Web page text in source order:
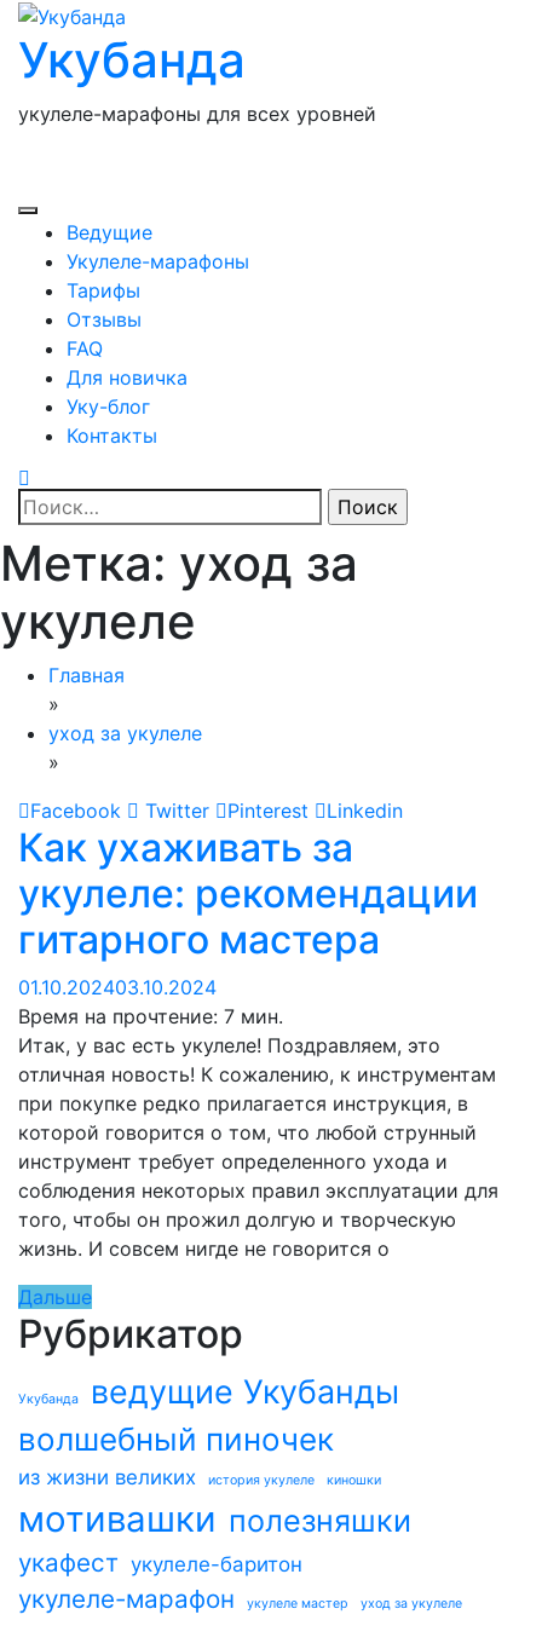
Перейти
содержимому
Укубанда
укулеле-марафоны для всех уровней
Ведущие
Укулеле-марафоны
Тарифы
Отзывы
FAQ
Для новичка
Уку-блог
Контакты
Найти:
Метка: уход за
укулеле
Главная
»
уход за укулеле
»
Facebook
Twitter Pinterest Linkedin
Как ухаживать за
укулеле: рекомендации
гитарного мастера
01.10.202403.10.2024
Время на прочтение: 7 мин.
Итак, у вас есть укулеле! Поздравляем, это
отличная новость! К сожалению, к инструментам
при покупке редко прилагается инструкция, в
которой говорится о том, что любой струнный
инструмент требует определенного ухода и
соблюдения некоторых правил эксплуатации для
того, чтобы он прожил долгую и творческую
жизнь. И совсем нигде не говорится о
Дальше
Рубрикатор
Укубанда ведущие Укубанды
волшебный пиночек
из жизни великих история укулеле киношки
мотивашки полезняшки
укафест укулеле-баритон
укулеле-марафон укулеле мастер уход за укулеле